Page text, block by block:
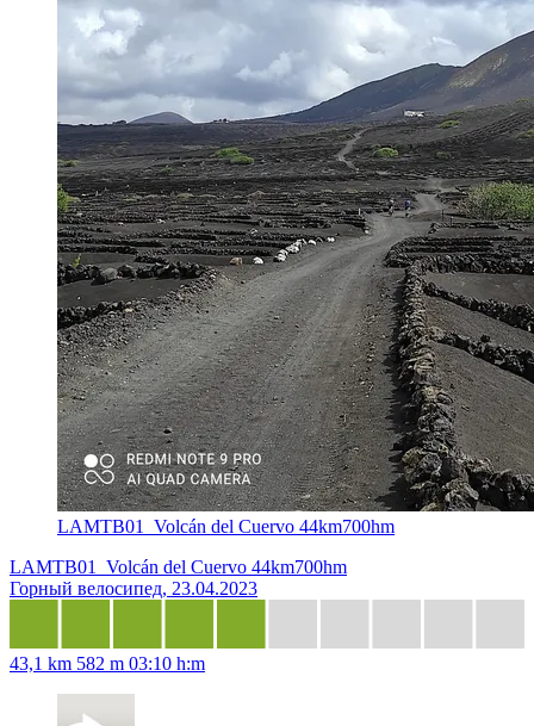
LAMTB01_Volcán del Cuervo 44km700hm
LAMTB01_Volcán del Cuervo 44km700hm
Горный велосипед, 23.04.2023
43,1 km 582 m 03:10 h:m